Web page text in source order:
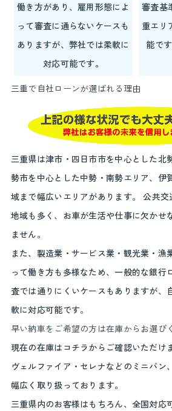
働き方があり、雇用形態によ
って審査に通らないケースも
ありますが、弊社では柔軟に
対応可能です。
審査基
重エリ
能で
三重で自社ローンが選ばれる理由
三重県は津市・四日市市を中心とした北
勢市を中心とした中勢・南勢エリア、伊
域まで幅広いエリアがあります。 公共
地域も多く、お車が生活や仕事に欠かせ
ません。
また、製造業・サービス業・観光業・漁
って働き方も多様なため、一般的な銀行
査では通りにくいケースもありますが、
軟に対応可能です。
早い納車をご希望の方は在庫からお選び
現在の在庫はコチラからご確認いただけ
ヴェルファイア・セレナなどのミニバン
幅広く取り扱っております。
三重県内のお客様はもちろん、全国対応